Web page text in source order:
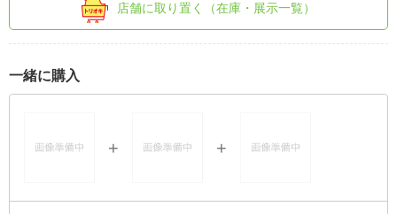
店舗に取り置く（在庫・展示一覧）
一緒に購入